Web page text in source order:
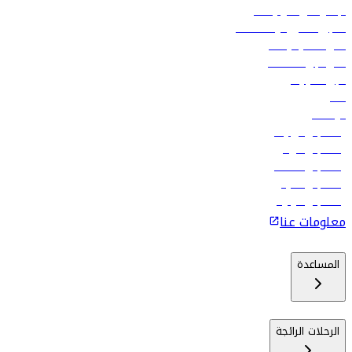
الإعلان على متن رحلاتنا
تسجيل الدخول لوكلاء السفر
أدنى أسعار الرحلات
فلاي دبي للعطلات
تأجير السيارات
فنادق
الوظائف
رحلات إلى تبيليسي
رحلات إلى الرياض
رحلات إلى مسقط
رحلات إلى ماليه
رحلات إلى كولومبو
معلومات عنا
المساعدة
الرحلات الرائجة